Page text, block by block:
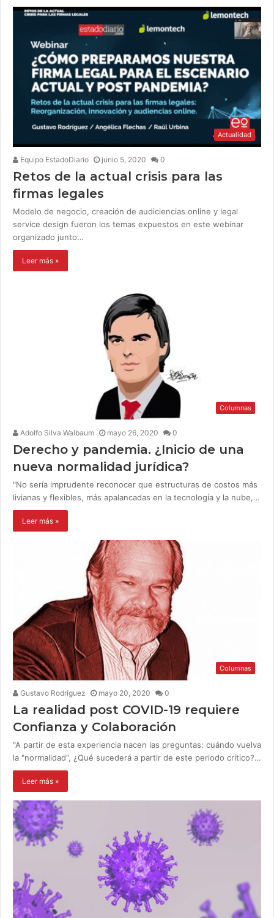
Actualidad
Equipo EstadoDiario junio 5, 2020 0
Retos de la actual crisis para las
firmas legales
Modelo de negocio, creación de audiciencias online y legal
service design fueron los temas expuestos en este webinar
organizado junto…
Leer más »
Columnas
Adolfo Silva Walbaum mayo 26, 2020 0
Derecho y pandemia. ¿Inicio de una
nueva normalidad jurídica?
"No sería imprudente reconocer que estructuras de costos más
livianas y flexibles, más apalancadas en la tecnología y la nube,…
Leer más »
Columnas
Gustavo Rodríguez mayo 20, 2020 0
La realidad post COVID-19 requiere
Confianza y Colaboración
"A partir de esta experiencia nacen las preguntas: cuándo vuelva
la "normalidad", ¿Qué sucederá a partir de este periodo crítico?…
Leer más »